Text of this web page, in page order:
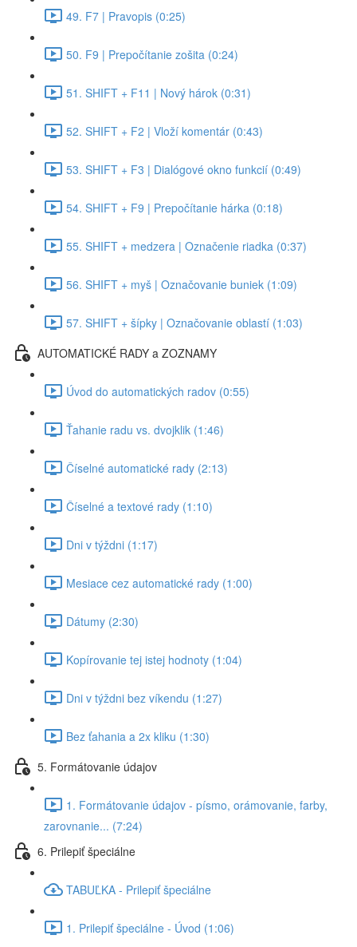
49. F7 | Pravopis (0:25)
50. F9 | Prepočítanie zošita (0:24)
51. SHIFT + F11 | Nový hárok (0:31)
52. SHIFT + F2 | Vloží komentár (0:43)
53. SHIFT + F3 | Dialógové okno funkcií (0:49)
54. SHIFT + F9 | Prepočítanie hárka (0:18)
55. SHIFT + medzera | Označenie riadka (0:37)
56. SHIFT + myš | Označovanie buniek (1:09)
57. SHIFT + šípky | Označovanie oblastí (1:03)
AUTOMATICKÉ RADY a ZOZNAMY
Úvod do automatických radov (0:55)
Ťahanie radu vs. dvojklik (1:46)
Číselné automatické rady (2:13)
Číselné a textové rady (1:10)
Dni v týždni (1:17)
Mesiace cez automatické rady (1:00)
Dátumy (2:30)
Kopírovanie tej istej hodnoty (1:04)
Dni v týždni bez víkendu (1:27)
Bez ťahania a 2x kliku (1:30)
5. Formátovanie údajov
1. Formátovanie údajov - písmo, orámovanie, farby,
zarovnanie... (7:24)
6. Prilepiť špeciálne
TABUĽKA - Prilepiť špeciálne
1. Prilepiť špeciálne - Úvod (1:06)